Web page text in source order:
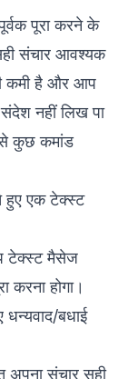
पूरा करने के
संचार आवश्यक
कमी है और आप
नहीं लिख पा
से कुछ कमांड
हुए एक टेक्स्ट
टेक्स्ट मैसेज
होगा।
बधाई
अपना संचार सही